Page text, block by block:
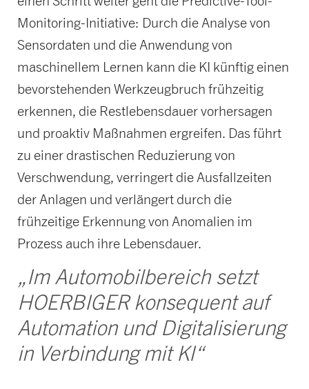
Monitoring-Initiative: Durch die Analyse von
Sensordaten und die Anwendung von
maschinellem Lernen kann die KI künftig einen
bevorstehenden Werkzeugbruch frühzeitig
erkennen, die Restlebensdauer vorhersagen
und proaktiv Maßnahmen ergreifen. Das führt
zu einer drastischen Reduzierung von
Verschwendung, verringert die Ausfallzeiten
der Anlagen und verlängert durch die
frühzeitige Erkennung von Anomalien im
Prozess auch ihre Lebensdauer.
„Im Automobilbereich setzt
HOERBIGER konsequent auf
Automation und Digitalisierung
in Verbindung mit KI“